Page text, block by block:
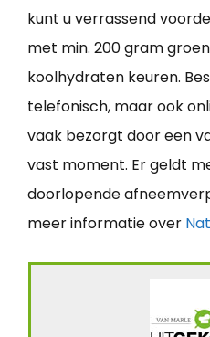
kunt u verrassend
met min. 200 gram
koolhydraten keuren.
telefonisch, maar ook
vaak bezorgt door een
vast moment. Er geldt
doorlopende
meer informatie over